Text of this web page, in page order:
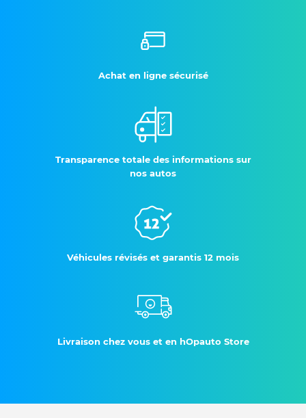
Achat en ligne sécurisé
Transparence totale des informations sur
nos autos
Véhicules révisés et garantis 12 mois
Livraison chez vous et en hOpauto Store